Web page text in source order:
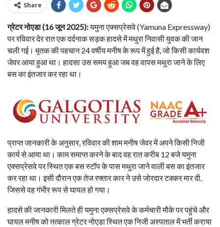
Share
ग्रेटर नोएडा (16 जून 2025):यमुना एक्सप्रेसवे (Yamuna Expressway)
पर रविवार देर रात एक दर्दनाक सड़क हादसे में मथुरा निवासी युवक की जान
चली गई। मृतक की पहचान 24 वर्षीय मनीष के रूप में हुई है, जो किसी कार्यवश
जेवर आया हुआ था। हादसा उस समय हुआ जब वह वापस मथुरा जाने के लिए
बस का इंतजार कर रहा था।
प्राप्त जानकारी के अनुसार, रविवार की शाम मनीष जेवर में अपने किसी निजी
कार्य से आया था। काम समाप्त करने के बाद वह रात करीब 12 बजे यमुना
एक्सप्रेसवे पर स्थित एक बस स्टॉप के पास मथुरा जाने वाली बस का इंतजार
कर रहा था। इसी दौरान एक तेज रफ्तार कार ने उसे जोरदार टक्कर मार दी,
जिससे वह गंभीर रूप से घायल हो गया।
हादसे की जानकारी मिलते ही यमुना एक्सप्रेसवे के कर्मचारी मौके पर पहुंचे और
घायल मनीष को तत्काल ग्रेटर नोएडा स्थित एक निजी अस्पताल में भर्ती कराया